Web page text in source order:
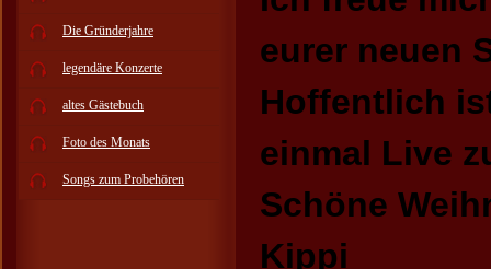
Die Gründerjahre
legendäre Konzerte
altes Gästebuch
Foto des Monats
Songs zum Probehören
eurer neuen
Hoffentlich
einmal Live
Schöne
Kippi